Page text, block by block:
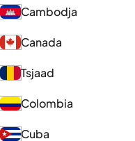
Cambodja
Canada
Tsjaad
Colombia
Cuba